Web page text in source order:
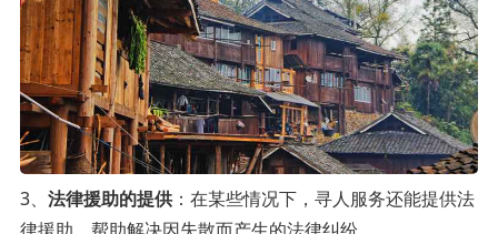
3、 法律援助的提供：在某些情况下，寻人服务还能提供法